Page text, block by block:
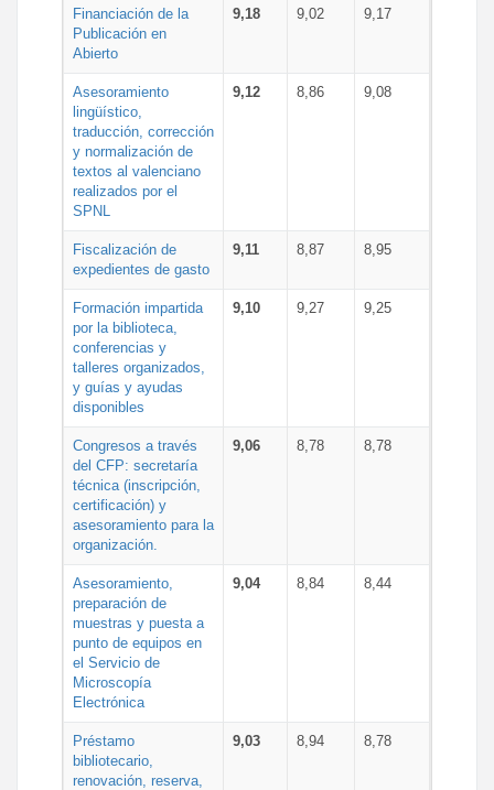
Financiación de la
Publicación en
Abierto
9,18 9,02 9,17
Asesoramiento
lingüístico,
traducción, corrección
y normalización de
textos al valenciano
realizados por el
SPNL
9,12 8,86 9,08
Fiscalización de
expedientes de gasto
9,11 8,87 8,95
Formación impartida
por la biblioteca,
conferencias y
talleres organizados,
y guías y ayudas
disponibles
9,10 9,27 9,25
Congresos a través
del CFP: secretaría
técnica (inscripción,
certificación) y
asesoramiento para la
organización.
9,06 8,78 8,78
Asesoramiento,
preparación de
muestras y puesta a
punto de equipos en
el Servicio de
Microscopía
Electrónica
9,04 8,84 8,44
Préstamo
bibliotecario,
renovación, reserva,
9,03 8,94 8,78